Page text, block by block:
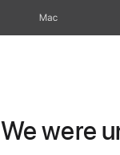
Mac
We were